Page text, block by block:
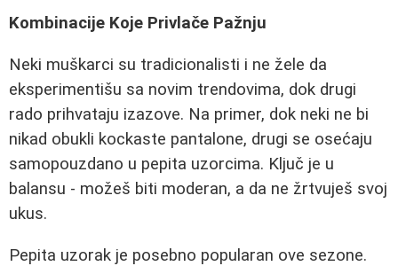
Kombinacije Koje Privlače Pažnju
Neki muškarci su tradicionalisti i ne žele da
eksperimentišu sa novim trendovima, dok drugi
rado prihvataju izazove. Na primer, dok neki ne bi
nikad obukli kockaste pantalone, drugi se osećaju
samopouzdano u pepita uzorcima. Ključ je u
balansu - možeš biti moderan, a da ne žrtvuješ svoj
ukus.
Pepita uzorak je posebno popularan ove sezone.